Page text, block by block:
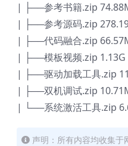
| ├──参考书籍.zip
| ├──参考源码.zip
| ├──代码融合.zip
| ├──模板视频.zip 1.13G
| ├──驱动加载工具.zip
| ├──双机调试.zip
| └──系统激活工具.zip
声明：所有内容均收集于